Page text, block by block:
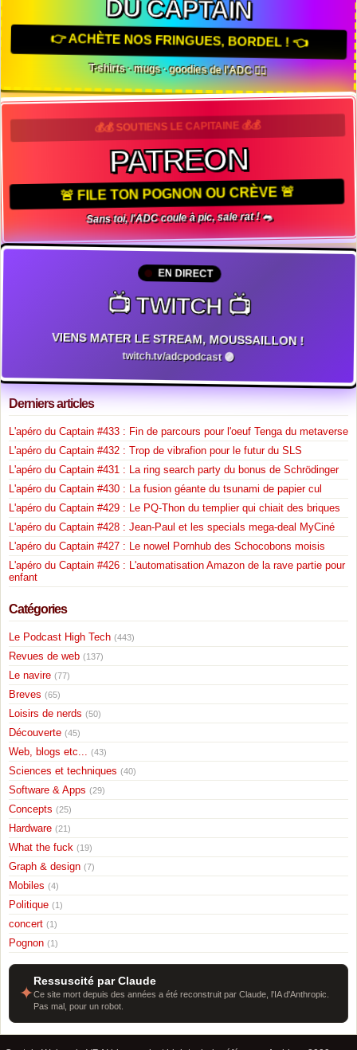
DU CAPTAIN
👉 ACHÈTE NOS FRINGUES, BORDEL ! 👈
T-shirts · mugs · goodies de l'ADC 🏴‍☠️
💰💰 SOUTIENS LE CAPITAINE 💰💰
PATREON
🚨 FILE TON POGNON OU CRÈVE 🚨
Sans toi, l'ADC coule à pic, sale rat ! 🐀
EN DIRECT
📺 TWITCH 📺
VIENS MATER LE STREAM, MOUSSAILLON !
twitch.tv/adcpodcast 🟣
Derniers articles
L'apéro du Captain #433 : Fin de parcours pour l'oeuf Tenga du metaverse
L'apéro du Captain #432 : Trop de vibrafion pour le futur du SLS
L'apéro du Captain #431 : La ring search party du bonus de Schrödinger
L'apéro du Captain #430 : La fusion géante du tsunami de papier cul
L'apéro du Captain #429 : Le PQ-Thon du templier qui chiait des briques
L'apéro du Captain #428 : Jean-Paul et les specials mega-deal MyCiné
L'apéro du Captain #427 : Le nowel Pornhub des Schocobons moisis
L'apéro du Captain #426 : L'automatisation Amazon de la rave partie pour
enfant
Catégories
Le Podcast High Tech (443)
Revues de web (137)
Le navire (77)
Breves (65)
Loisirs de nerds (50)
Découverte (45)
Web, blogs etc... (43)
Sciences et techniques (40)
Software & Apps (29)
Concepts (25)
Hardware (21)
What the fuck (19)
Graph & design (7)
Mobiles (4)
Politique (1)
concert (1)
Pognon (1)
✦
Ressuscité par Claude
Ce site mort depuis des années a été reconstruit par Claude, l'IA d'Anthropic.
Pas mal, pour un robot.